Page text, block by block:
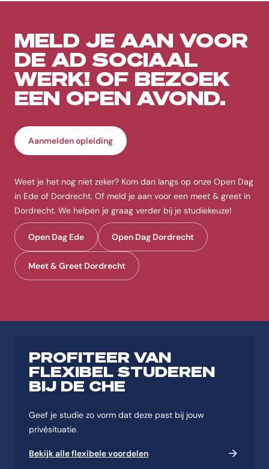
MELD JE AAN VOOR
DE AD SOCIAAL
WERK! OF BEZOEK
EEN OPEN AVOND.
Aanmelden opleiding
Weet je het nog niet zeker? Kom dan langs op onze Open Dag
in Ede of Dordrecht. Of meld je aan voor een meet & greet in
Dordrecht. We helpen je graag verder bij je studiekeuze!
Open Dag Ede Open Dag Dordrecht
Meet & Greet Dordrecht
PROFITEER VAN
FLEXIBEL STUDEREN
BIJ DE CHE
Geef je studie zo vorm dat deze past bij jouw
privésituatie.
Bekijk alle flexibele voordelen